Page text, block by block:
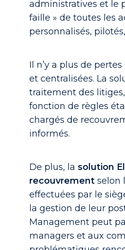
administratives et le
faille » de toutes les
personnalisés,
Il n’y a plus de
et centralisées. La
traitement des
fonction de règles
chargés de
informés.
De plus, lasolution
recouvrement selon
effectuées par le
la gestion de leur
Management peut
managers et aux